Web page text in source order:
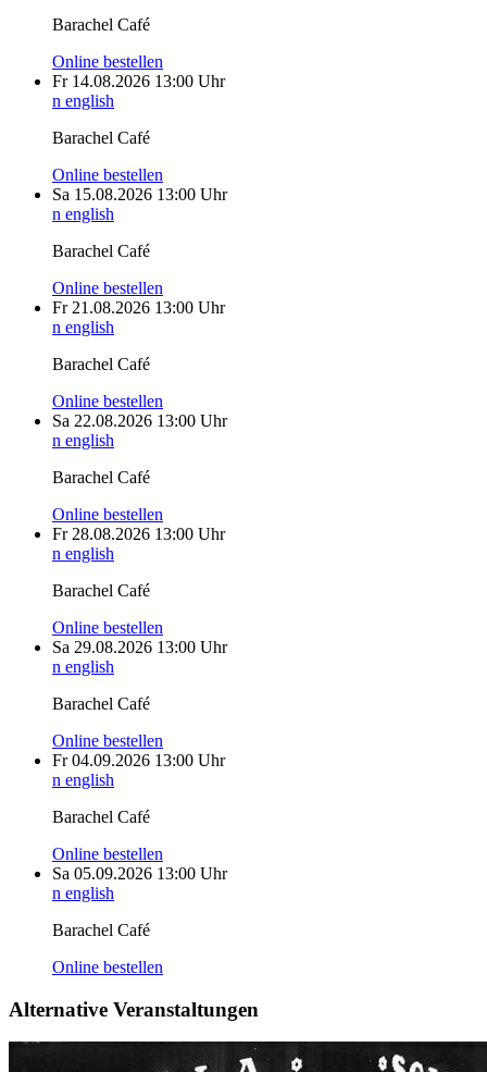
Barachel Café
Online bestellen
Fr 14.08.2026 13:00 Uhr
n english
Barachel Café
Online bestellen
Sa 15.08.2026 13:00 Uhr
n english
Barachel Café
Online bestellen
Fr 21.08.2026 13:00 Uhr
n english
Barachel Café
Online bestellen
Sa 22.08.2026 13:00 Uhr
n english
Barachel Café
Online bestellen
Fr 28.08.2026 13:00 Uhr
n english
Barachel Café
Online bestellen
Sa 29.08.2026 13:00 Uhr
n english
Barachel Café
Online bestellen
Fr 04.09.2026 13:00 Uhr
n english
Barachel Café
Online bestellen
Sa 05.09.2026 13:00 Uhr
n english
Barachel Café
Online bestellen
Alternative Veranstaltungen